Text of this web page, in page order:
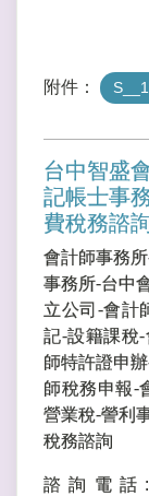
附件：
台中智盛
記帳士事
費稅務諮
會計師事務
事務所-台中
立公司-會計
記-設籍課稅
師特許證申
師稅務申報-
營業稅-謍利
稅務諮詢
諮詢電話